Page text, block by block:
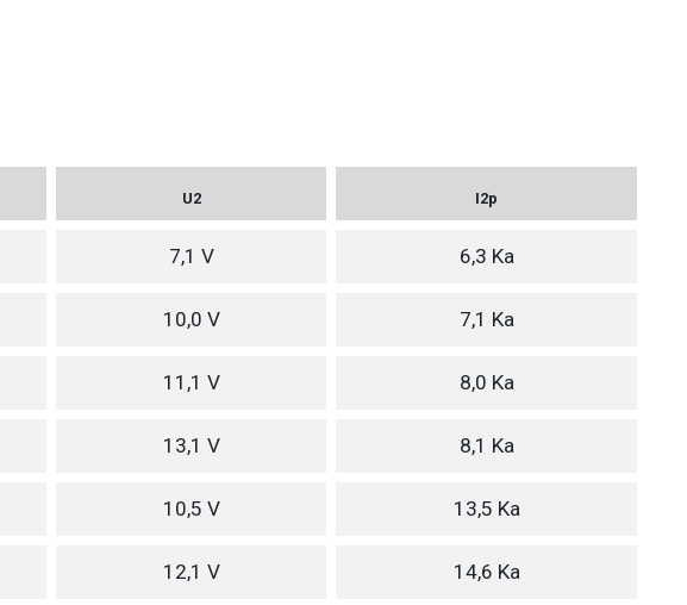
U2 I2p
7,1 V 6,3 Ka
10,0 V 7,1 Ka
11,1 V 8,0 Ka
13,1 V 8,1 Ka
10,5 V 13,5 Ka
12,1 V 14,6 Ka